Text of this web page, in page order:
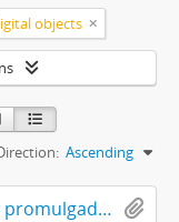
objects
Ascending
Actas constitucionales promulgadas por el Gobierno de Chile